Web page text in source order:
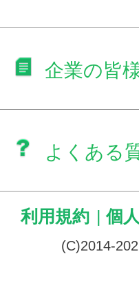
企業の皆
よくある
利用規約 | 個
(C)2014-